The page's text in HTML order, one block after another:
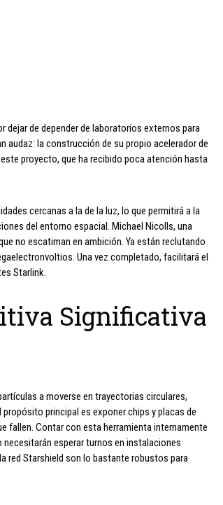
de depender de laboratorios externos para
audaz: la construcción de su propio acelerador de
proyecto, que ha recibido poca atención hasta
cercanas a la de la luz, lo que permitirá a la
del entorno espacial. Michael Nicolls, una
no escatiman en ambición. Ya están reclutando
Una vez completado, facilitará el
Starlink.
Significativa
a moverse en trayectorias circulares,
principal es exponer chips y placas de
fallen. Contar con esta herramienta internamente
necesitarán esperar turnos en instalaciones
red Starshield son lo bastante robustos para